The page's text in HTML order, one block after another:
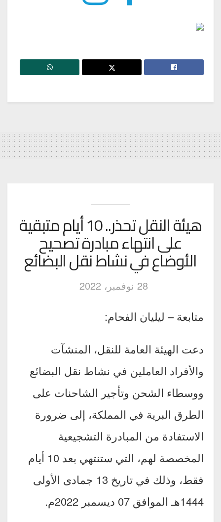
هيئة النقل تحذر.. 10 أيام متبقية
على انتهاء مبادرة تصحيح
الأوضاع في نشاط نقل البضائع
28 نوفمبر، 2022
متابعة – ليليان الفحام:
دعت الهيئة العامة للنقل، المنشآت
والأفراد العاملين في نشاط نقل البضائع
ووسطاء الشحن وتأجير الشاحنات على
الطرق البرية في المملكة، إلى ضرورة
الاستفادة من المبادرة التشجيعية
المخصصة لهم، التي ستنتهي بعد 10 أيام
فقط، وذلك في تاريخ 13 جمادى الأولى
1444هـ الموافق 07 ديسمبر 2022م.